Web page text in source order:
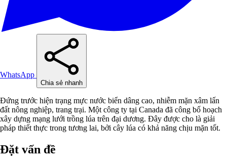
WhatsApp
Chia sẻ nhanh
Đứng trước hiện trạng mực nước biển dâng cao, nhiễm mặn xâm lấn
đất nông nghiệp, trang trại. Một công ty tại Canada đã công bố hoạch
xây dựng mạng lưới trồng lúa trên đại dương. Đây được cho là giải
pháp thiết thực trong tương lai, bởi cây lúa có khả năng chịu mặn tốt.
Đặt vấn đề